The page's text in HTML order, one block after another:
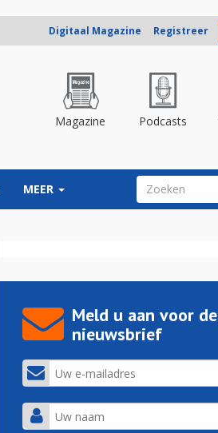
Digitaal Magazine Registreer
Magazine Podcasts
MEER ZOEKVELD
Meld u aan voor de
nieuwsbrief